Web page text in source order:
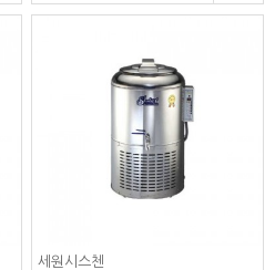
세원시스첸